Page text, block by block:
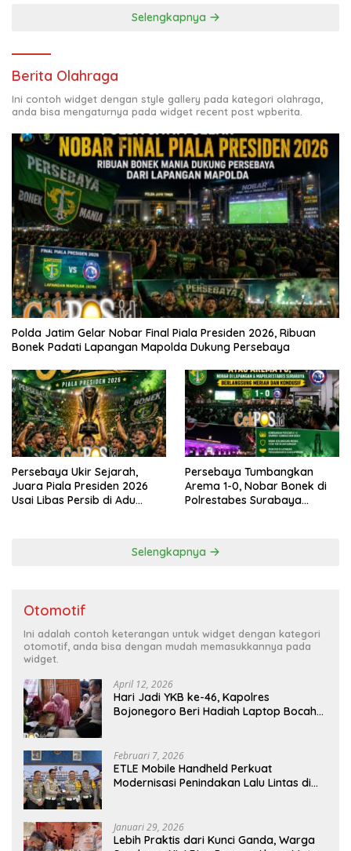
Selengkapnya
Berita Olahraga
Ini contoh widget dengan style gallery pada kategori olahraga,
anda bisa mengaturnya pada widget recent post wpberita.
Polda Jatim Gelar Nobar Final Piala Presiden 2026, Ribuan
Bonek Padati Lapangan Mapolda Dukung Persebaya
Persebaya Ukir Sejarah,
Juara Piala Presiden 2026
Usai Libas Persib di Adu
Persebaya Tumbangkan
Arema 1-0, Nobar Bonek di
Polrestabes Surabaya
Selengkapnya
Otomotif
Ini adalah contoh keterangan untuk widget dengan kategori
otomotif, anda bisa dengan mudah memasukkannya pada
widget.
April 12, 2026
Hari Jadi YKB ke-46, Kapolres
Bojonegoro Beri Hadiah Laptop Bocah
Februari 7, 2026
ETLE Mobile Handheld Perkuat
Modernisasi Penindakan Lalu Lintas di
Januari 29, 2026
Lebih Praktis dari Kunci Ganda, Warga